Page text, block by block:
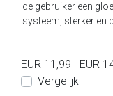
de gebruiker een
systeem, sterker en
EUR 11,99
EUR
Vergelijk